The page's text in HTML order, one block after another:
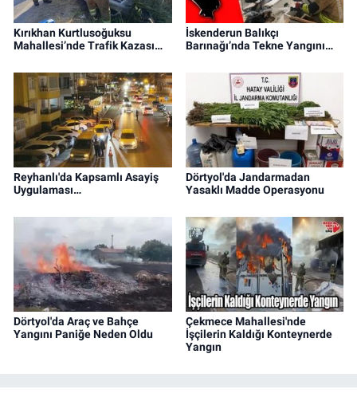
Kırıkhan Kurtlusoğuksu
Mahallesi’nde Trafik Kazası…
İskenderun Balıkçı
Barınağı’nda Tekne Yangını…
Reyhanlı'da Kapsamlı Asayiş
Uygulaması…
Dörtyol'da Jandarmadan
Yasaklı Madde Operasyonu
Dörtyol'da Araç ve Bahçe
Yangını Paniğe Neden Oldu
Çekmece Mahallesi'nde
İşçilerin Kaldığı Konteynerde
Yangın